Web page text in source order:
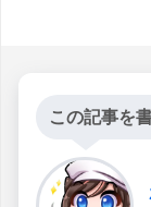
この記事を